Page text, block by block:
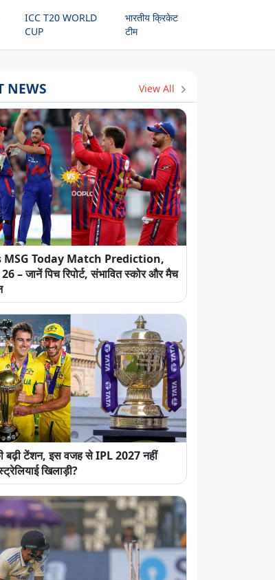
ICC T20 WORLD
CUP
भारतीय क्रिकेट
टीम
NEWS View All
MSG Today Match Prediction,
– जानें पिच रिपोर्ट, संभावित स्कोर और मैच
बढ़ी टेंशन, इस वजह से IPL 2027 नहीं
खिलाड़ी?